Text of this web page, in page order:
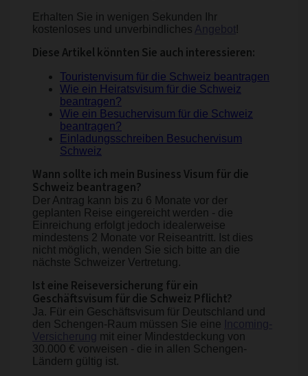
Erhalten Sie in wenigen Sekunden Ihr
kostenloses und unverbindliches Angebot!
Diese Artikel könnten Sie auch interessieren:
Touristenvisum für die Schweiz beantragen
Wie ein Heiratsvisum für die Schweiz
beantragen?
Wie ein Besuchervisum für die Schweiz
beantragen?
Einladungsschreiben Besuchervisum
Schweiz
Wann sollte ich mein Business Visum für die
Schweiz beantragen?
Der Antrag kann bis zu 6 Monate vor der
geplanten Reise eingereicht werden - die
Einreichung erfolgt jedoch idealerweise
mindestens 2 Monate vor Reiseantritt. Ist dies
nicht möglich, wenden Sie sich bitte an die
nächste Schweizer Vertretung.
Ist eine Reiseversicherung für ein
Geschäftsvisum für die Schweiz Pflicht?
Ja. Für ein Geschäftsvisum für Deutschland und
den Schengen-Raum müssen Sie eine
Incoming-
Versicherung mit einer Mindestdeckung von
30.000 € vorweisen - die in allen Schengen-
Ländern gültig ist.